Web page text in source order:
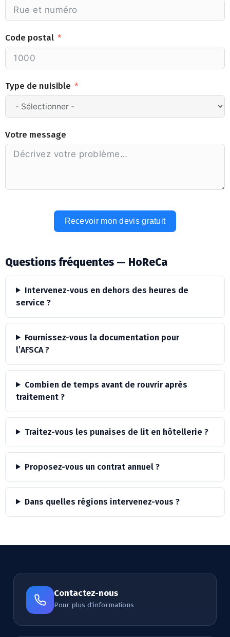
Code postal
Type de nuisible
Votre message
Recevoir mon devis gratuit
Questions fréquentes — HoReCa
Intervenez-vous en dehors des heures de
service ?
Fournissez-vous la documentation pour
l’AFSCA ?
Combien de temps avant de rouvrir après
traitement ?
Traitez-vous les punaises de lit en hôtellerie ?
Proposez-vous un contrat annuel ?
Dans quelles régions intervenez-vous ?
Contactez-nous
Pour plus d'informations